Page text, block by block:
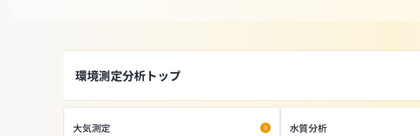
環境測定分析トップ
大気測定 水質分析